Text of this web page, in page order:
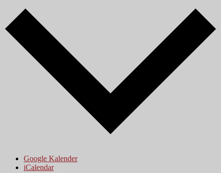
Google Kalender
iCalendar